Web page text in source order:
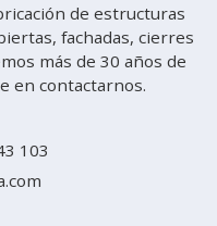
de estructuras
fachadas, cierres
más de 30 años de
en contactarnos.
103